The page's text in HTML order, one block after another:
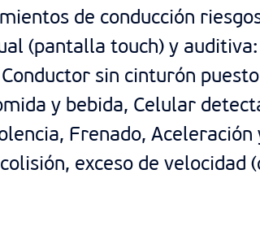
de conducción
(pantalla touch) y
sin cinturón
y bebida, Celular
Frenado, Aceleración
exceso de velocidad